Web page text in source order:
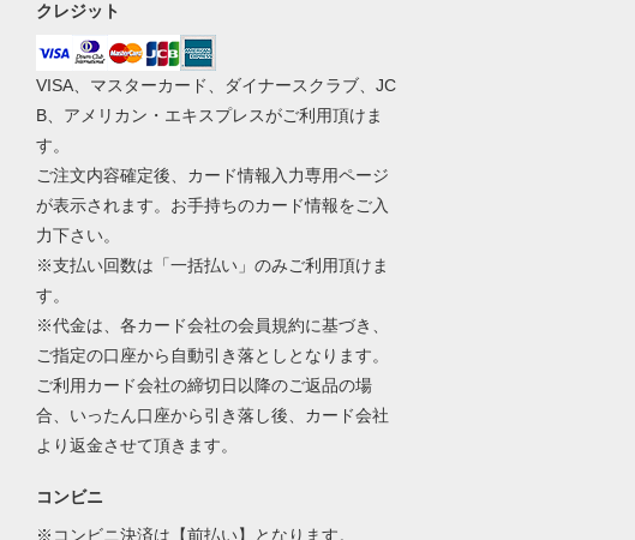
クレジット
VISA、マスターカード、ダイナースクラブ、JC
B、アメリカン・エキスプレスがご利用頂けま
す。
ご注文内容確定後、カード情報入力専用ページ
が表示されます。お手持ちのカード情報をご入
力下さい。
※支払い回数は「一括払い」のみご利用頂けま
す。
※代金は、各カード会社の会員規約に基づき、
ご指定の口座から自動引き落としとなります。
ご利用カード会社の締切日以降のご返品の場
合、いったん口座から引き落し後、カード会社
より返金させて頂きます。
コンビニ
※コンビニ決済は【前払い】となります。